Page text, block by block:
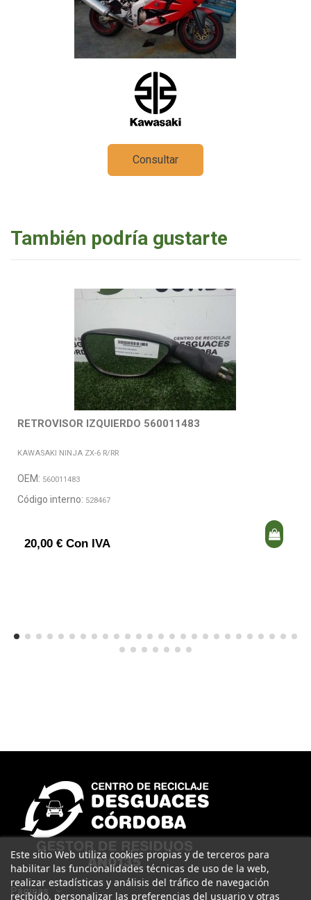
Consultar
También podría gustarte
RETROVISOR IZQUIERDO 560011483
KAWASAKI NINJA ZX-6 R/RR
OEM: 560011483
Código interno: 528467
20,00 € Con IVA
Páginas
Este sitio Web utiliza cookies propias y de terceros para
habilitar las funcionalidades técnicas de uso de la web,
realizar estadísticas y análisis del tráfico de navegación
recibido, personalizar las preferencias del usuario y otras